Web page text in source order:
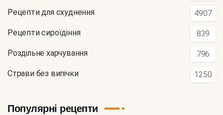
Рецепти для схуднення 4907
Рецепти сироїдіння 839
Роздільне харчування 796
Страви без випічки 1250
Популярні рецепти